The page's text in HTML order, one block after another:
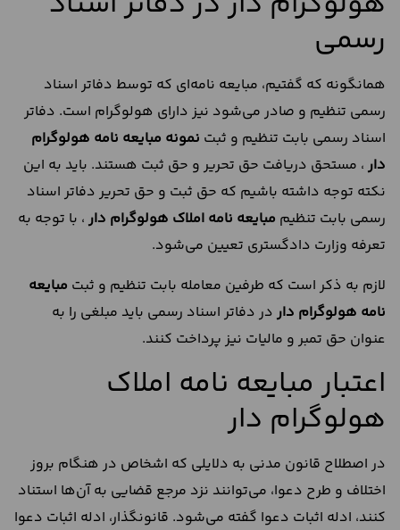
رسمی
همانگونه که گفتیم، مبایعه نامه‌ای که توسط دفاتر اسناد
رسمی تنظیم و صادر می‌شود نیز دارای هولوگرام است. دفاتر
اسناد رسمی بابت تنظیم و ثبت نمونه مبایعه نامه هولوگرام
دار ، مستحق دریافت حق تحریر و حق ثبت هستند. باید به این
نکته توجه داشته باشیم که حق ثبت و حق تحریر دفاتر اسناد
رسمی بابت تنظیم مبایعه نامه املاک هولوگرام دار ، با توجه به
تعرفه وزارت دادگستری تعیین می‌شود.
لازم به ذکر است که طرفین معامله بابت تنظیم و ثبت مبایعه
نامه هولوگرام دار در دفاتر اسناد رسمی باید مبلغی را به
عنوان حق تمبر و مالیات نیز پرداخت کنند.
اعتبار مبایعه نامه املاک
هولوگرام دار
در اصطلاح قانون مدنی به دلایلی که اشخاص در هنگام بروز
اختلاف و طرح دعوا، می‌توانند نزد مرجع قضایی به آن‌ها استناد
کنند، ادله اثبات دعوا گفته می‌شود. قانونگذار، ادله اثبات دعوا